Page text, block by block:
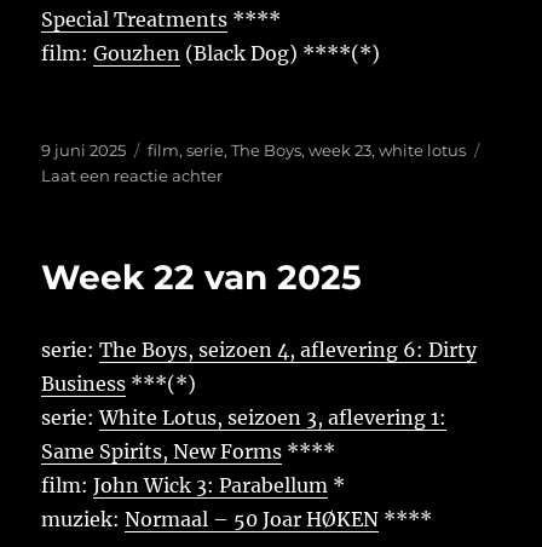
Special Treatments ****
film:Gouzhen (Black Dog) ****(*)
Geplaatst
op
9 juni 2025 Tags
film,serie,The Boys,week 23,white lotus
Laat een reactie achterop
2025
Week 22 van 2025
serie:The Boys, seizoen 4, aflevering 6: Dirty
Business ***(*)
serie:White Lotus, seizoen 3, aflevering 1:
Same Spirits, New Forms ****
film:John Wick 3: Parabellum *
muziek:Normaal – 50 Joar HØKEN ****